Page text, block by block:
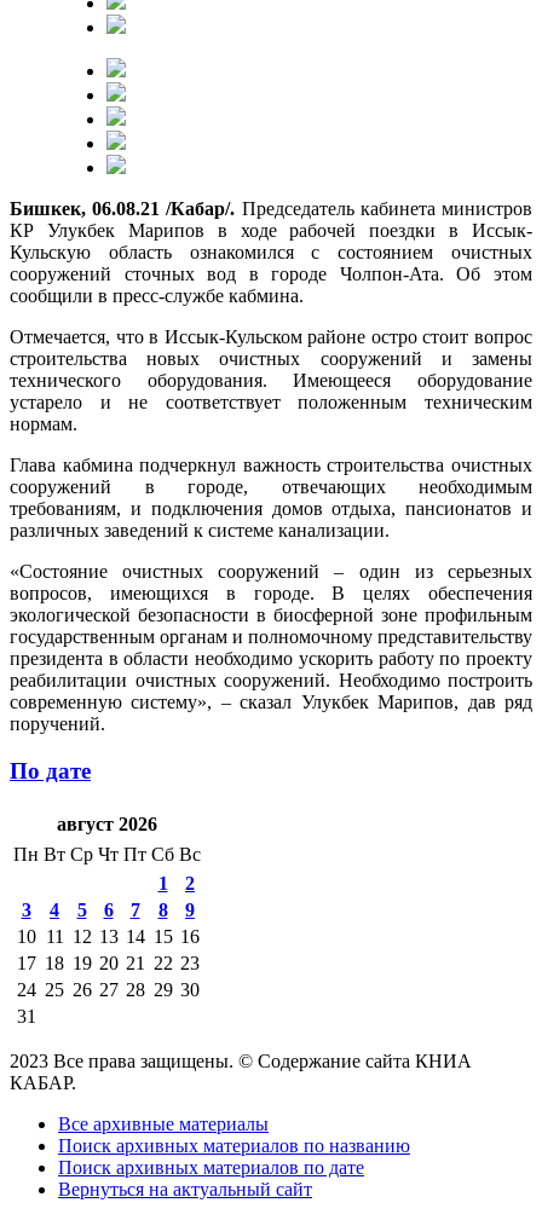
Бишкек, 06.08.21 /Кабар/. Председатель кабинета министров
КР Улукбек Марипов в ходе рабочей поездки в Иссык-
Кульскую область ознакомился с состоянием очистных
сооружений сточных вод в городе Чолпон-Ата. Об этом
сообщили в пресс-службе кабмина.
Отмечается, что в Иссык-Кульском районе остро стоит вопрос
строительства новых очистных сооружений и замены
технического оборудования. Имеющееся оборудование
устарело и не соответствует положенным техническим
нормам.
Глава кабмина подчеркнул важность строительства очистных
сооружений в городе, отвечающих необходимым
требованиям, и подключения домов отдыха, пансионатов и
различных заведений к системе канализации.
«Состояние очистных сооружений – один из серьезных
вопросов, имеющихся в городе. В целях обеспечения
экологической безопасности в биосферной зоне профильным
государственным органам и полномочному представительству
президента в области необходимо ускорить работу по проекту
реабилитации очистных сооружений. Необходимо построить
современную систему», – сказал Улукбек Марипов, дав ряд
поручений.
По дате
август 2026
Пн Вт Ср Чт Пт Сб Вс
1
2
3
4 5 6 7 8
9
10 11 12 13 14 15 16
17 18 19 20 21 22 23
24 25 26 27 28 29 30
31
2023 Все права защищены. © Содержание сайта КНИА
КАБАР.
Все архивные материалы
Поиск архивных материалов по названию
Поиск архивных материалов по дате
Вернуться на актуальный сайт